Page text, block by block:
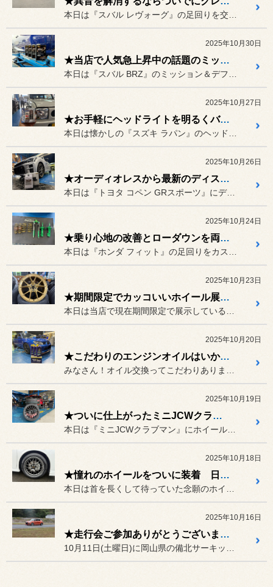
2025年10月30日
★当店で人気急上昇中の話題のミッションオイルでシフトフィーリングを向上 スバル BRZ★
2025年10月27日
★お手軽にヘッドライトを明るくバージョンアップ★
2025年10月26日
★オーディオレスから最新のディスプレイオーディオを取り付け★
本日は『トヨタ コペン GRスポーツ』にディスプレイオーディオを取...
2025年10月24日
★乗り心地の改善とローダウンを両立 ホンダ フィット★
2025年10月23日
★期間限定でカッコいいホイール展示してますよ～★
2025年10月20日
★こだわりのエンジンオイルはいかですか？？★
2025年10月19日
★ついに仕上がったミニJCWクラブマン F54★
2025年10月18日
★憧れのホイールをついに装着 日産 セレナ★
2025年10月16日
★走行会ご参加ありがとうございました★